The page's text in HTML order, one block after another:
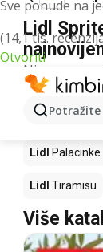
Sve ponude na
(14,1 tis.
Otvoriti
Lidl
Nismo
Lidl
Lidl Palacinke
Lidl Tiramisu
Više